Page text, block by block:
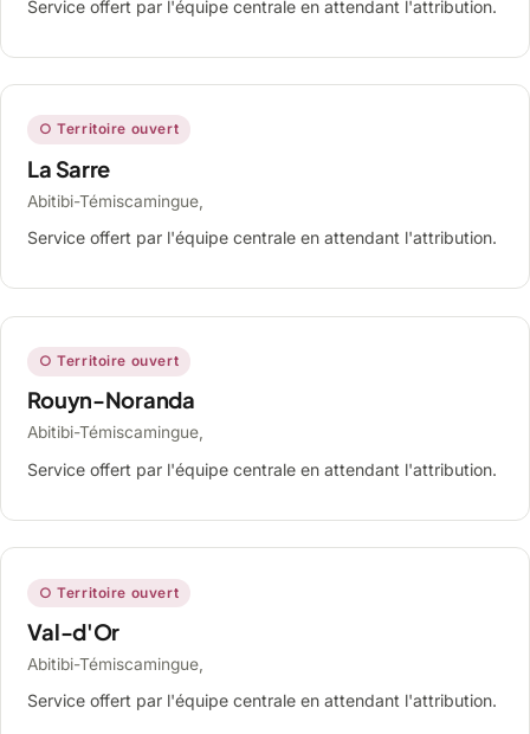
Service offert par l'équipe centrale en attendant l'attribution.
○ Territoire ouvert
La Sarre
Abitibi-Témiscamingue,
Service offert par l'équipe centrale en attendant l'attribution.
○ Territoire ouvert
Rouyn-Noranda
Abitibi-Témiscamingue,
Service offert par l'équipe centrale en attendant l'attribution.
○ Territoire ouvert
Val-d'Or
Abitibi-Témiscamingue,
Service offert par l'équipe centrale en attendant l'attribution.